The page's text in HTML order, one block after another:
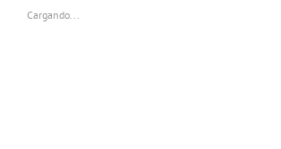
Cargando...